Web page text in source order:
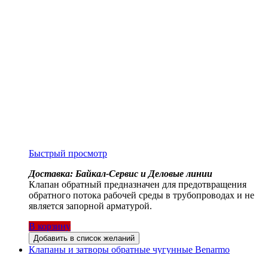
Быстрый просмотр
Доставка: Байкал-Сервис и Деловые линии
Клапан обратный предназначен для предотвращения
обратного потока рабочей среды в трубопроводах и не
является запорной арматурой.
В корзину
Добавить в список желаний
Клапаны и затворы обратные чугунные Benarmo